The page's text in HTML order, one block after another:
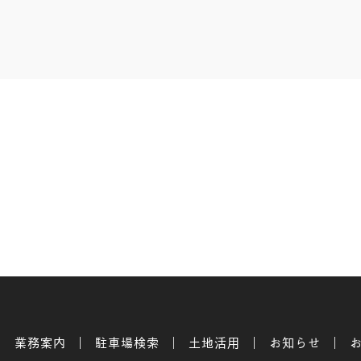
業務案内 駐車場検索 土地活用 お知らせ